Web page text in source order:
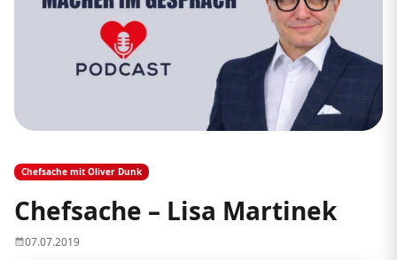
Chefsache mit Oliver Dunk
Chefsache – Lisa Martinek
07.07.2019